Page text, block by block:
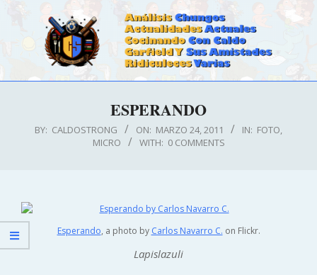
CALDOSTRONG.COM
ESPERANDO
BY: CALDOSTRONG ON: MARZO 24, 2011 IN: FOTO
MICRO
WITH: 0 COMMENTS
Esperando, a photo by Carlos Navarro C. on Flickr.
Lapislazuli